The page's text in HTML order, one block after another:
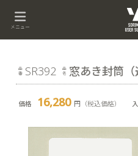
メニュー
SR392 窓あき封筒（
16,280 円（税込価格）